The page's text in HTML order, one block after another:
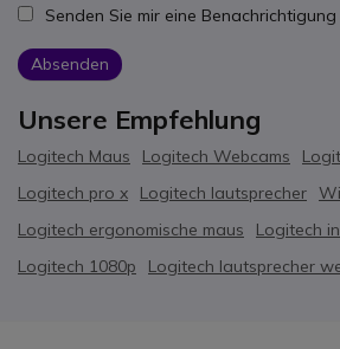
Senden Sie mir eine
Absenden
Unsere Empfehlung
Logitech Maus Logitech Webcams
Logitech pro x
Logitech lautsprecher
Logitech ergonomische maus
Logitech
Logitech 1080p
Logitech lautsprecher